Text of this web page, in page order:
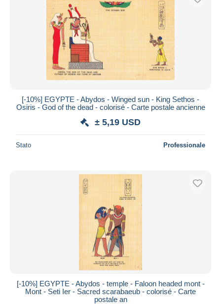
Metodi di pagamento
PayPal
Bonifico bancario
Visa
Mastercard
Bancontact
Maestro
Residenza del venditore
Tutto il mondo
Aggiorna
[-10%] EGYPTE - Abydos - Winged sun - King Sethos -
Osiris - God of the dead - colorisé - Carte postale ancienne
± 5,19 USD
Stato Professionale
[-10%] EGYPTE - Abydos - temple - Faloon headed mont -
Mont - Seti Ier - Sacred scarabaeub - colorisé - Carte
postale an